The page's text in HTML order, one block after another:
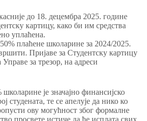
до 18. децембра 2025. године
картицу, како би им средства
уплаћена.
плаћене школарине за 2024/2025.
Пријаве за Студентску картицу
за трезор, на адреси
је значајно финансијско
студената, те се апелује да нико ко
ову могућност због формалне
просвете истиче да ће исплата свих